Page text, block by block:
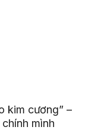
kim cương” –
mình